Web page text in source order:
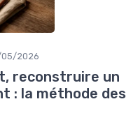
2026
reconstruire un
: la méthode des